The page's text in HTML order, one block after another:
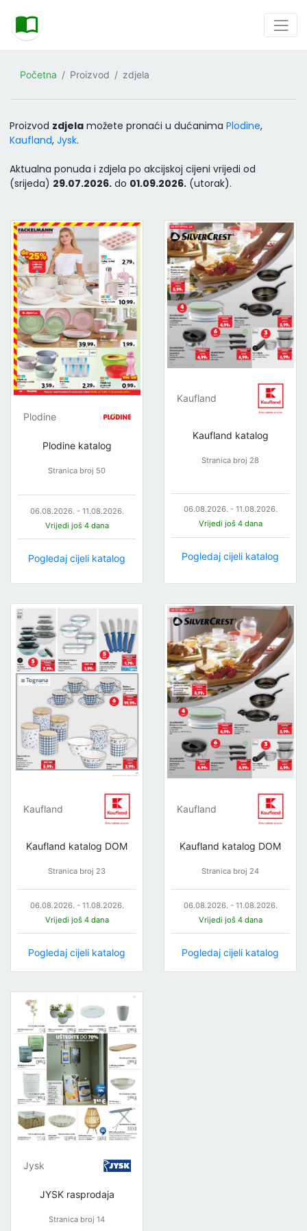
Početna Proizvod zdjela
Proizvod zdjela možete pronaći u dućanima Plodine,
Kaufland, Jysk.
Aktualna ponuda i zdjela po akcijskoj cijeni vrijedi od
(srijeda) 29.07.2026. do 01.09.2026. (utorak).
Plodine
Plodine katalog
Stranica broj 50
06.08.2026. - 11.08.2026.
Vrijedi još 4 dana
Pogledaj cijeli katalog
Kaufland
Kaufland katalog
Stranica broj 28
06.08.2026. - 11.08.2026.
Vrijedi još 4 dana
Pogledaj cijeli katalog
Kaufland
Kaufland katalog DOM
Stranica broj 23
06.08.2026. - 11.08.2026.
Vrijedi još 4 dana
Pogledaj cijeli katalog
Kaufland
Kaufland katalog DOM
Stranica broj 24
06.08.2026. - 11.08.2026.
Vrijedi još 4 dana
Pogledaj cijeli katalog
Jysk
JYSK rasprodaja
Stranica broj 14